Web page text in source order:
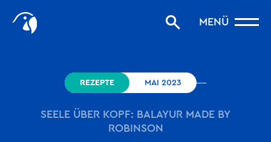
MENÜ
Start
Storys filtern
robinson.com
REZEPTE MAI 2023
SEELE ÜBER KOPF: BALAYUR MADE BY
ROBINSON